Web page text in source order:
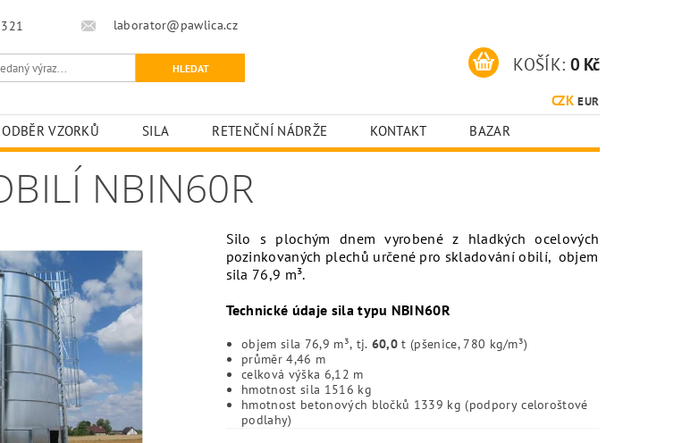
laborator@pawlica.cz
CZK EUR
KOŠÍK: 0 Kč
ODBĚR VZORKŮ SILA RETENČNÍ NÁDRŽE KONTAKT
BAZAR
NBIN60R
Silo s plochým dnem vyrobené z hladkých ocelových
pozinkovaných plechů určené pro skladování obilí, objem
sila 76,9 m³.
Technické údaje sila typu NBIN60R
objem sila 76,9 m³, tj. 60,0 t (pšenice, 780 kg/m³)
průměr 4,46 m
celková výška 6,12 m
hmotnost sila 1516 kg
hmotnost betonových bločků 1339 kg (podpory celoroštové
podlahy)